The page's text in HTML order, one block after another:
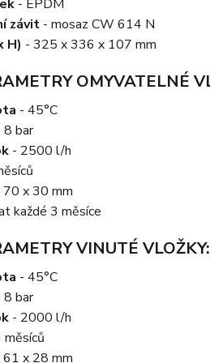
- EPDM
závit - mosaz CW 614 N
H) - 325 x 336 x 107 mm
OMYVATELNÉ
- 45°C
8 bar
- 2500 l/h
x 30 mm
každé 3 měsíce
VINUTÉ VLOŽKY:
- 45°C
8 bar
- 2000 l/h
x 28 mm